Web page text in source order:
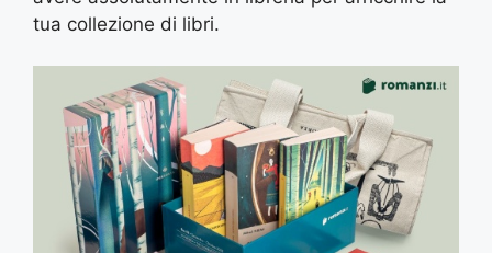
tua collezione di libri.